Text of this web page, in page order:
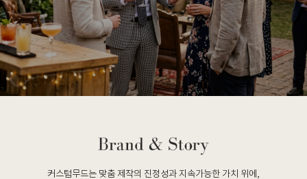
커스텀무드는 맞춤 제작의 진정성과 지속가능한 가치 위에,